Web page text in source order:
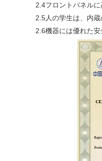
2.4フロントパネル
2.5人の学生は、内
2.6機器には優れた安